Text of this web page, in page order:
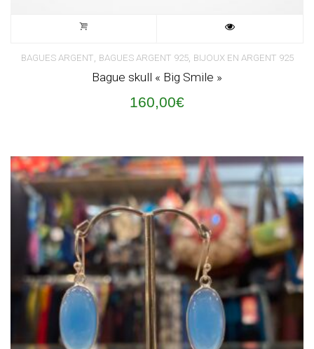
BAGUES ARGENT, BAGUES ARGENT 925, BIJOUX EN ARGENT 925
Bague skull « Big Smile »
160,00€